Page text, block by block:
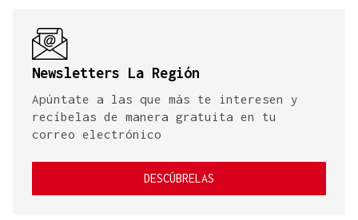
Newsletters La Región
Apúntate a las que más te interesen y
recíbelas de manera gratuita en tu
correo electrónico
DESCÚBRELAS